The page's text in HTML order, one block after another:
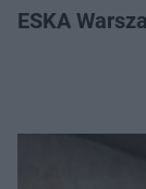
ESKA